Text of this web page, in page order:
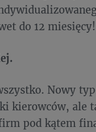
do 12 miesięcy!
Nowy
kierowców, ale
pod kątem